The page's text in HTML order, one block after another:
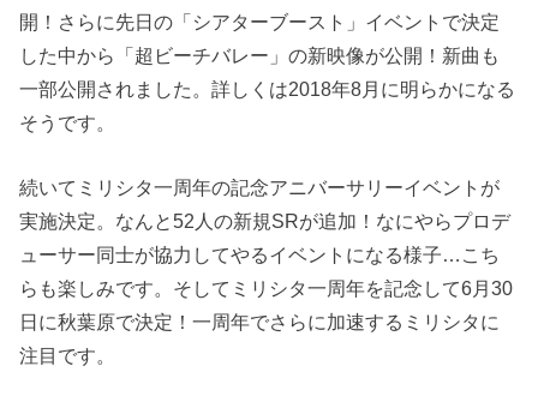
開！さらに先日の「シアターブースト」イベントで決定
した中から「超ビーチバレー」の新映像が公開！新曲も
一部公開されました。詳しくは2018年8月に明らかになる
そうです。
続いてミリシタ一周年の記念アニバーサリーイベントが
実施決定。なんと52人の新規SRが追加！なにやらプロデ
ューサー同士が協力してやるイベントになる様子…こち
らも楽しみです。そしてミリシタ一周年を記念して6月30
日に秋葉原で決定！一周年でさらに加速するミリシタに
注目です。